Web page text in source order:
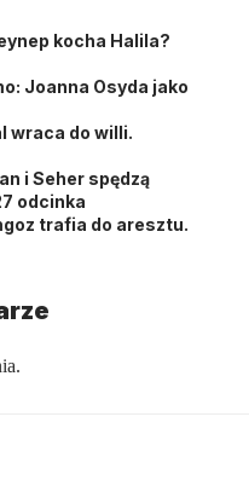
kocha Halila?
Joanna Osyda jako
wraca do willi.
i Seher spędzą
odcinka
trafia do aresztu.